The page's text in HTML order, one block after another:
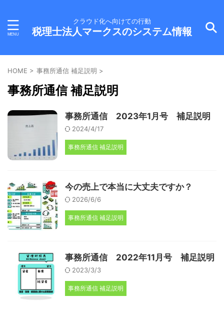
クラウド化へ向けての行動
税理士法人マークスのシステム情報
HOME > 事務所通信 補足説明 >
事務所通信 補足説明
事務所通信 2023年1月号 補足説明
2024/4/17
事務所通信 補足説明
今の売上で本当に大丈夫ですか？
2026/6/6
事務所通信 補足説明
事務所通信 2022年11月号 補足説明
2023/3/3
事務所通信 補足説明